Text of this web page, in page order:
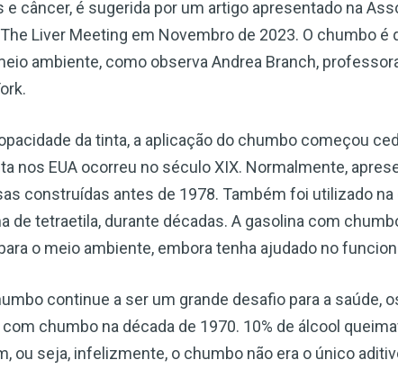
câncer, é sugerida por um artigo apresentado na
Liver Meeting em Novembro de 2023. O chumbo é
ambiente, como observa Andrea Branch,
da tinta, a aplicação do chumbo começou
nos EUA ocorreu no século XIX. Normalmente,
construídas antes de 1978. Também foi utilizado
de tetraetila, durante décadas. A gasolina com
o meio ambiente, embora tenha ajudado no
continue a ser um grande desafio para a saúde,
chumbo na década de 1970. 10% de álcool
ou seja, infelizmente, o chumbo não era o único